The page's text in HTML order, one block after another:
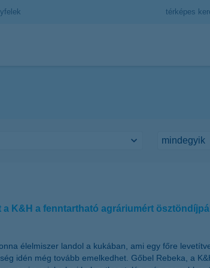
térképes
K&H a fenntartható agráriumért
élelmiszer landol a kukában, ami egy főre
idén még tovább emelkedhet. Gőbel Rebeka, a